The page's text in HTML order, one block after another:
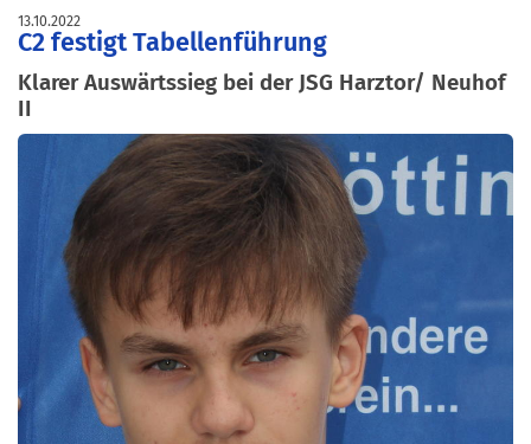
13.10.2022
C2 festigt Tabellenführung
Klarer Auswärtssieg bei der JSG Harztor/ Neuhof
II